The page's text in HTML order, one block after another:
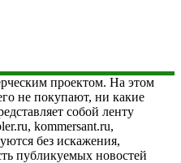
проектом. На этом
не покупают, ни какие
собой ленту
kommersant.ru,
без искажения,
публикуемых новостей